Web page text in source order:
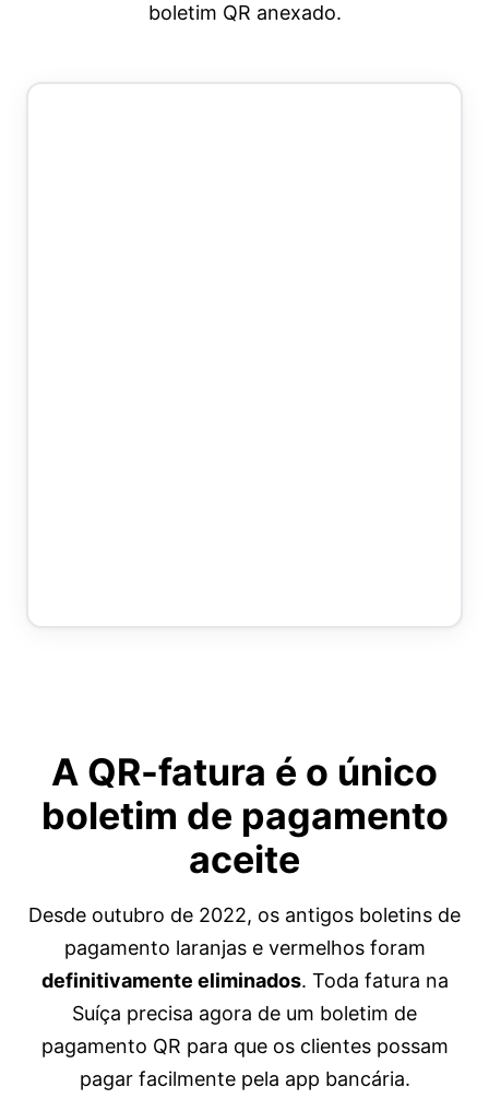
boletim QR anexado.
A QR-fatura é o único
boletim de pagamento
aceite
Desde outubro de 2022, os antigos boletins de
pagamento laranjas e vermelhos foram
definitivamente eliminados. Toda fatura na
Suíça precisa agora de um boletim de
pagamento QR para que os clientes possam
pagar facilmente pela app bancária.